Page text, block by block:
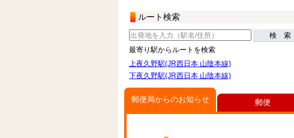
ルート検索
検 索
最寄り駅からルートを検索
上夜久野駅(JR西日本 山陰本線)
下夜久野駅(JR西日本 山陰本線)
郵便局からのお知らせ 郵便